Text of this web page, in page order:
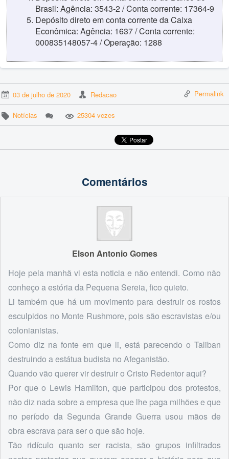
Brasil: Agência: 3543-2 / Conta corrente: 17364-9
Depósito direto em conta corrente da Caixa
Econômica: Agência: 1637 / Conta corrente:
000835148057-4 / Operação: 1288
03 de julho de 2020 Redacao Permalink
Notícias 25304 vezes
Comentários
Elson Antonio Gomes
Hoje pela manhã vi esta noticia e não entendi. Como não
conheço a estória da Pequena Sereia, fico quieto.
Li também que há um movimento para destruir os rostos
esculpidos no Monte Rushmore, pois são escravistas e/ou
colonianistas.
Como diz na fonte em que li, está parecendo o Taliban
destruindo a estátua budista no Afeganistão.
Quando vão querer vir destruir o Cristo Redentor aqui?
Por que o Lewis Hamilton, que participou dos protestos,
não diz nada sobre a empresa que lhe paga milhões e que
no período da Segunda Grande Guerra usou mãos de
obra escrava para ser o que são hoje.
Tão ridículo quanto ser racista, são grupos infiltrados